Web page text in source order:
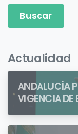
Actualidad
ANDALUCÍA
VIGENCIA DE
QUIENES
IDENTIDAD